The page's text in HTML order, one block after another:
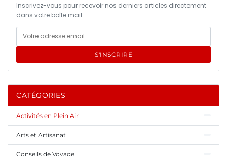
Inscrivez-vous pour recevoir nos derniers articles directement
dans votre boîte mail.
S'INSCRIRE
CATÉGORIES
Activités en Plein Air
Arts et Artisanat
Conseils de Voyage